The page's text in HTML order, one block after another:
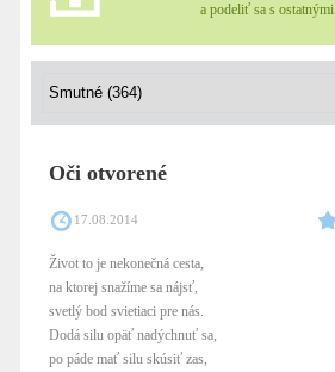
a podeliť sa s ostatnými
Oči otvorené
17.08.2014
Život to je nekonečná cesta,
na ktorej snažíme sa nájsť,
svetlý bod svietiaci pre nás.
Dodá silu opäť nadýchnuť sa,
po páde mať silu skúsiť zas,